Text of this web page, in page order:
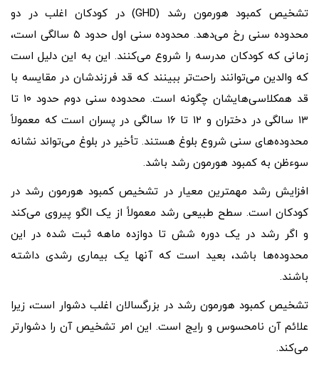
تشخیص کمبود هورمون رشد (GHD) در کودکان اغلب در دو
محدوده سنی رخ می‌دهد. محدوده سنی اول حدود ۵ سالگی است،
زمانی که کودکان مدرسه را شروع می‌کنند. این به این دلیل است
که والدین می‌توانند راحت‌تر ببینند که قد فرزندشان در مقایسه با
قد همکلاسی‌هایشان چگونه است. محدوده سنی دوم حدود ۱۰ تا
۱۳ سالگی در دختران و ۱۲ تا ۱۶ سالگی در پسران است که معمولاً
محدوده‌های سنی شروع بلوغ هستند. تأخیر در بلوغ می‌تواند نشانه
سوءظن به کمبود هورمون رشد باشد.
افزایش رشد مهمترین معیار در تشخیص کمبود هورمون رشد در
کودکان است. سطح طبیعی رشد معمولاً از یک الگو پیروی می‌کند
و اگر رشد در یک دوره شش تا دوازده ماهه ثبت شده در این
محدوده‌ها باشد، بعید است که آنها یک بیماری رشدی داشته
باشند.
تشخیص کمبود هورمون رشد در بزرگسالان اغلب دشوار است، زیرا
علائم آن نامحسوس و رایج است. این امر تشخیص آن را دشوارتر
می‌کند.